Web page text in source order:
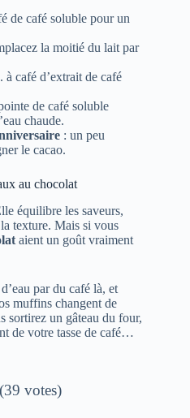
de café soluble pour un
la moitié du lait par
à café d’extrait de café
de café soluble
chaude.
: un peu
le cacao.
au chocolat
équilibre les saveurs,
texture. Mais si vous
aient un goût vraiment
par du café là, et
muffins changent de
sortirez un gâteau du four,
de votre tasse de café…
votes)